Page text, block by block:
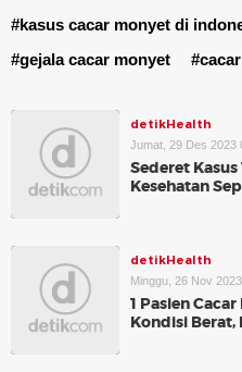
#kasus cacar monyet di
#gejala cacar monyet
detikHealth
Jumat, 29 Des 2023
Sederet
Kesehatan
detikHealth
Minggu, 26 Nov
1 Pasien
Kondisi Berat,